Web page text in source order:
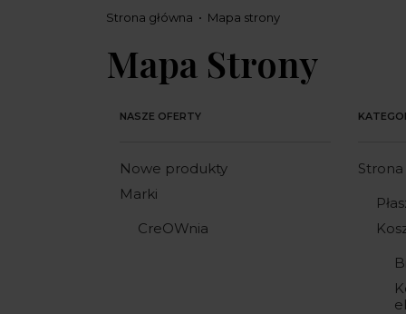
Strona główna Mapa strony
Mapa Strony
NASZE OFERTY
Nowe produkty
Marki
CreOWnia
Strona